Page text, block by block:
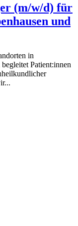
(m/w/d) für
und
in
Patient:innen